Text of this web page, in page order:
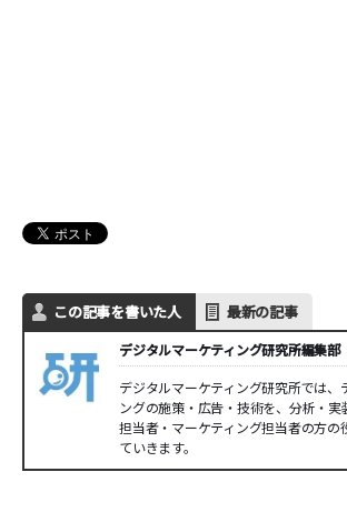
この記事を書いた人 最新の記事
デジタルマーケティング研究所編集部
デジタルマーケティング研究所では、
ングの施策・広告・技術を、分析・実
担当者・マーケティング担当者の方の
ていきます。